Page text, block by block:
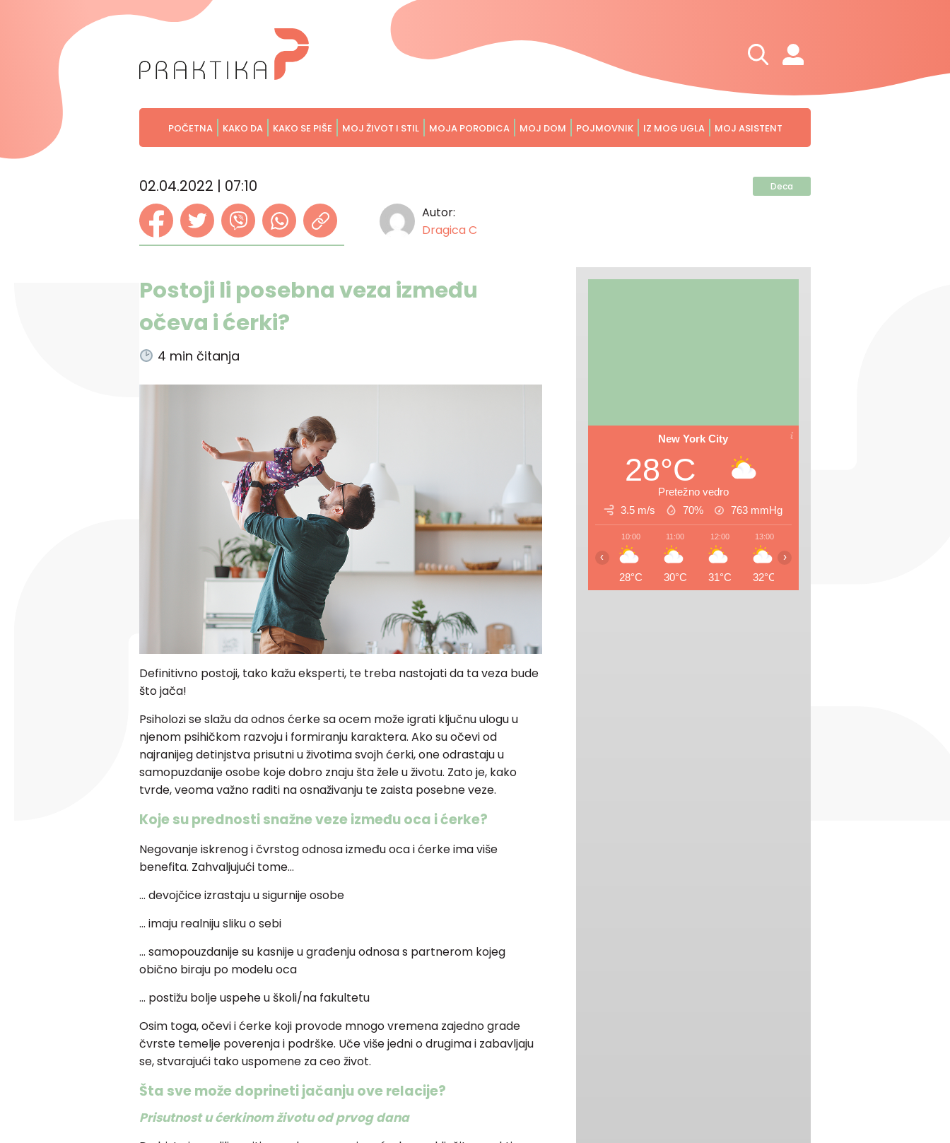
POČETNA KAKO DA KAKO SE PIŠE MOJ ŽIVOT I STIL MOJA PORODICA MOJ DOM POJMOVNIK IZ MOG UGLA MOJ ASISTENT
02.04.2022 | 07:10 Deca
Autor:
Dragica C
Postoji li posebna veza između
očeva i ćerki?
4 min čitanja
Definitivno postoji, tako kažu eksperti, te treba nastojati da ta veza bude
što jača!
Psiholozi se slažu da odnos ćerke sa ocem može igrati ključnu ulogu u
njenom psihičkom razvoju i formiranju karaktera. Ako su očevi od
najranijeg detinjstva prisutni u životima svojh ćerki, one odrastaju u
samopuzdanije osobe koje dobro znaju šta žele u životu. Zato je, kako
tvrde, veoma važno raditi na osnaživanju te zaista posebne veze.
Koje su prednosti snažne veze između oca i ćerke?
Negovanje iskrenog i čvrstog odnosa između oca i ćerke ima više
benefita. Zahvaljujući tome…
… devojčice izrastaju u sigurnije osobe
… imaju realniju sliku o sebi
… samopouzdanije su kasnije u građenju odnosa s partnerom kojeg
obično biraju po modelu oca
… postižu bolje uspehe u školi/na fakultetu
Osim toga, očevi i ćerke koji provode mnogo vremena zajedno grade
čvrste temelje poverenja i podrške. Uče više jedni o drugima i zabavljaju
se, stvarajući tako uspomene za ceo život.
Šta sve može doprineti jačanju ove relacije?
Prisutnost u ćerkinom životu od prvog dana
New York City
28°C
Pretežno vedro
3.5 m/s
70% 763 mmHg
10:00
28°C
11:00
30°C
12:00
31°C
13:00
32°C
‹ ›